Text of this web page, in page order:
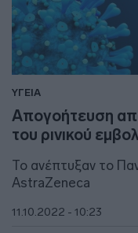
ΥΓΕΙΑ
Απογοήτευση
του ρινικού
Το ανέπτυξαν το
AstraZeneca
11.10.2022 - 10:23